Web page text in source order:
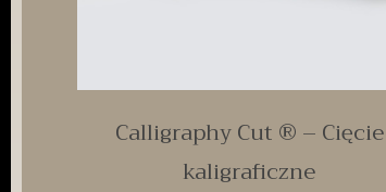
Calligraphy Cut ® – Cięcie
kaligraficzne